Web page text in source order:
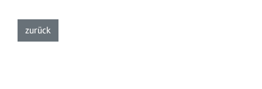
zurück